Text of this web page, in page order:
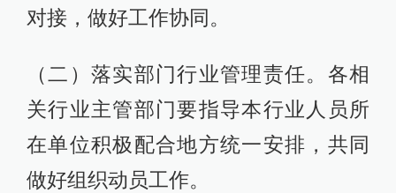
对接，做好工作协同。
（二）落实部门行业管理责任。各相
关行业主管部门要指导本行业人员所
在单位积极配合地方统一安排，共同
做好组织动员工作。